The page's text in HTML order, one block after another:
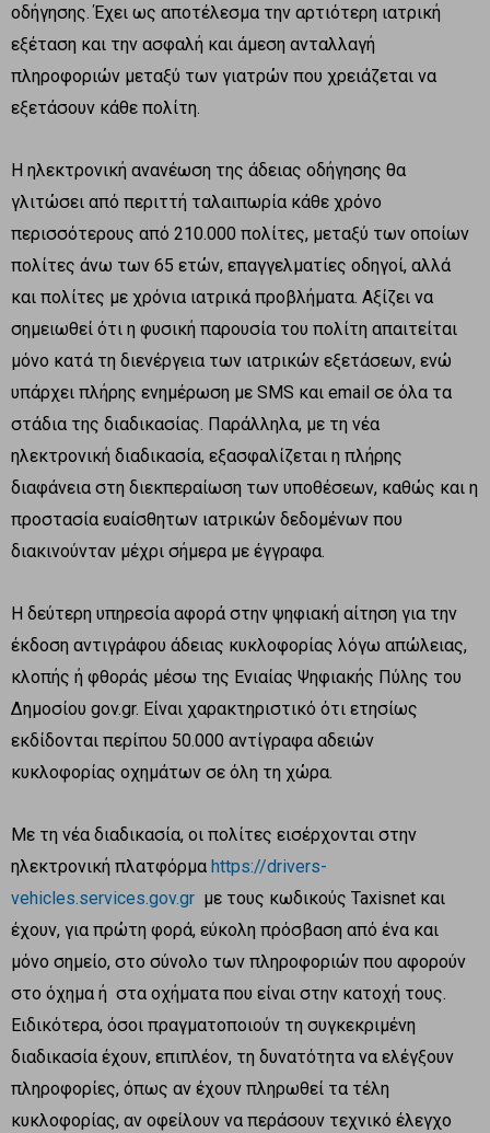
οδήγησης. Έχει ως αποτέλεσμα την αρτιότερη ιατρική
εξέταση και την ασφαλή και άμεση ανταλλαγή
πληροφοριών μεταξύ των γιατρών που χρειάζεται να
εξετάσουν κάθε πολίτη.
Η ηλεκτρονική ανανέωση της άδειας οδήγησης θα
γλιτώσει από περιττή ταλαιπωρία κάθε χρόνο
περισσότερους από 210.000 πολίτες, μεταξύ των οποίων
πολίτες άνω των 65 ετών, επαγγελματίες οδηγοί, αλλά
και πολίτες με χρόνια ιατρικά προβλήματα. Αξίζει να
σημειωθεί ότι η φυσική παρουσία του πολίτη απαιτείται
μόνο κατά τη διενέργεια των ιατρικών εξετάσεων, ενώ
υπάρχει πλήρης ενημέρωση με SMS και email σε όλα τα
στάδια της διαδικασίας. Παράλληλα, με τη νέα
ηλεκτρονική διαδικασία, εξασφαλίζεται η πλήρης
διαφάνεια στη διεκπεραίωση των υποθέσεων, καθώς και η
προστασία ευαίσθητων ιατρικών δεδομένων που
διακινούνταν μέχρι σήμερα με έγγραφα.
Η δεύτερη υπηρεσία αφορά στην ψηφιακή αίτηση για την
έκδοση αντιγράφου άδειας κυκλοφορίας λόγω απώλειας,
κλοπής ή φθοράς μέσω της Ενιαίας Ψηφιακής Πύλης του
Δημοσίου gov.gr. Είναι χαρακτηριστικό ότι ετησίως
εκδίδονται περίπου 50.000 αντίγραφα αδειών
κυκλοφορίας οχημάτων σε όλη τη χώρα.
Με τη νέα διαδικασία, οι πολίτες εισέρχονται στην
ηλεκτρονική πλατφόρμα https://drivers-
vehicles.services.gov.gr με τους κωδικούς Taxisnet και
έχουν, για πρώτη φορά, εύκολη πρόσβαση από ένα και
μόνο σημείο, στο σύνολο των πληροφοριών που αφορούν
στο όχημα ή στα οχήματα που είναι στην κατοχή τους.
Ειδικότερα, όσοι πραγματοποιούν τη συγκεκριμένη
διαδικασία έχουν, επιπλέον, τη δυνατότητα να ελέγξουν
πληροφορίες, όπως αν έχουν πληρωθεί τα τέλη
κυκλοφορίας, αν οφείλουν να περάσουν τεχνικό έλεγχο